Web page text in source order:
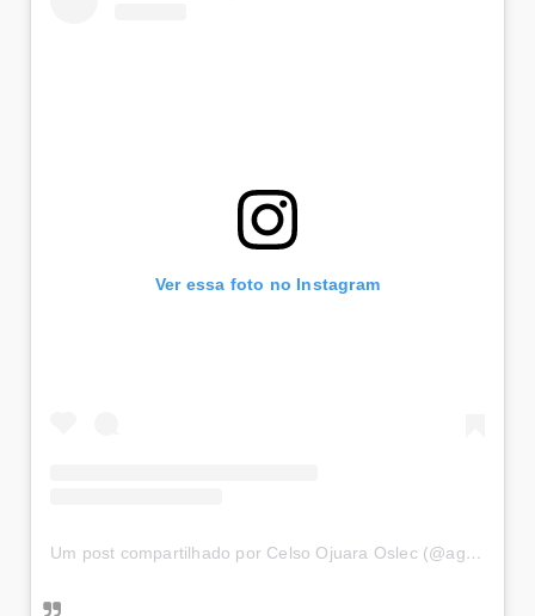
Ver essa foto no Instagram
Um post compartilhado por Celso Ojuara Oslec (@agencia_satelite)